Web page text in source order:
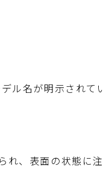
ル名が明示されて
、表面の状態に注